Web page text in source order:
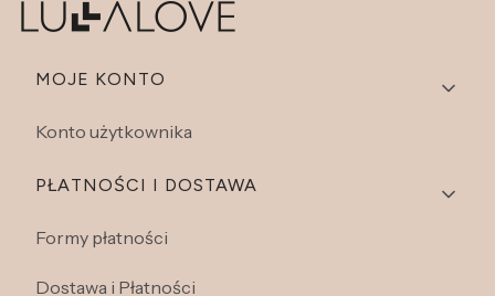
Linki w stopce
MOJE KONTO
Konto użytkownika
PŁATNOŚCI I DOSTAWA
Formy płatności
Dostawa i Płatności